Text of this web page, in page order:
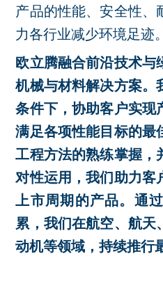
产品的性能、安全性、
力各行业减少环境足迹。
欧立腾融合前沿技术与
机械与材料解决方案。
条件下，协助客户实现
满足各项性能目标的最
工程方法的熟练掌握，
对性运用，我们助力客
上市周期的产品。通
累，我们在航空、航天
动机等领域，持续推行